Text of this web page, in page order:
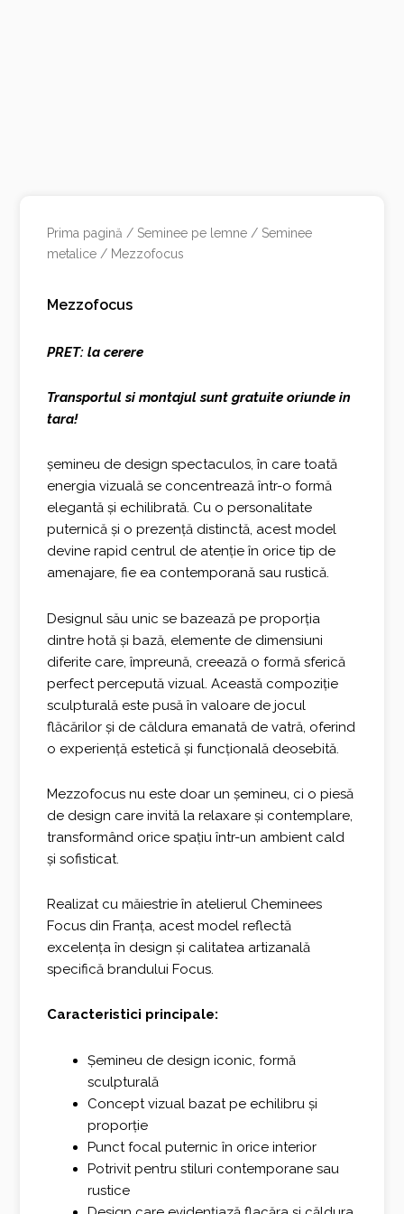
Prima pagină / Seminee pe lemne / Seminee
metalice / Mezzofocus
Mezzofocus
PRET: la cerere
Transportul si montajul sunt gratuite oriunde in
tara!
șemineu de design spectaculos, în care toată
energia vizuală se concentrează într-o formă
elegantă și echilibrată. Cu o personalitate
puternică și o prezență distinctă, acest model
devine rapid centrul de atenție în orice tip de
amenajare, fie ea contemporană sau rustică.
Designul său unic se bazează pe proporția
dintre hotă și bază, elemente de dimensiuni
diferite care, împreună, creează o formă sferică
perfect percepută vizual. Această compoziție
sculpturală este pusă în valoare de jocul
flăcărilor și de căldura emanată de vatră, oferind
o experiență estetică și funcțională deosebită.
Mezzofocus nu este doar un șemineu, ci o piesă
de design care invită la relaxare și contemplare,
transformând orice spațiu într-un ambient cald
și sofisticat.
Realizat cu măiestrie în atelierul Cheminees
Focus din Franța, acest model reflectă
excelența în design și calitatea artizanală
specifică brandului Focus.
Caracteristici principale:
Șemineu de design iconic, formă
sculpturală
Concept vizual bazat pe echilibru și
proporție
Punct focal puternic în orice interior
Potrivit pentru stiluri contemporane sau
rustice